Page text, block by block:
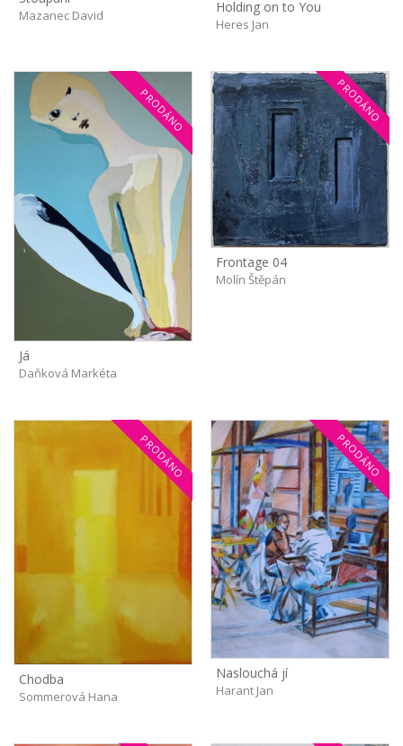
Mazanec David Holding on to You
Heres Jan
PRODÁNO
Já
Daňková Markéta
PRODÁNO
Frontage 04
Molín Štěpán
PRODÁNO
Chodba
Sommerová Hana
PRODÁNO
Naslouchá jí
Harant Jan